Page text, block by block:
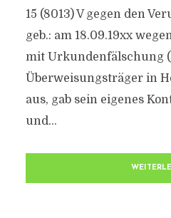
15 (8013) V gegen den
geb.: am 18.09.19xx
mit Urkundenfälschung
Überweisungsträger in
aus, gab sein eigenes
und...